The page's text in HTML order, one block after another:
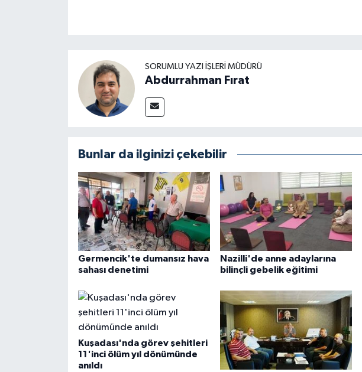
SORUMLU YAZI İŞLERI MÜDÜRÜ
Abdurrahman Fırat
Bunlar da ilginizi çekebilir
Germencik'te dumansız hava
sahası denetimi
Nazilli'de anne adaylarına
bilinçli gebelik eğitimi
Kuşadası'nda görev şehitleri
11'inci ölüm yıl dönümünde
anıldı